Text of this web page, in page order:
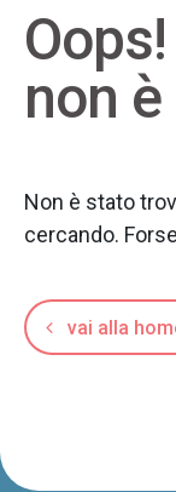
non
Non è stato
cercando.
vai alla